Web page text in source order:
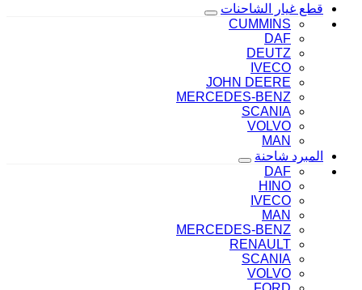
قطع غيار الشاحنات
CUMMINS
DAF
DEUTZ
IVECO
JOHN DEERE
MERCEDES-BENZ
SCANIA
VOLVO
MAN
المبرد شاحنة
DAF
HINO
IVECO
MAN
MERCEDES-BENZ
RENAULT
SCANIA
VOLVO